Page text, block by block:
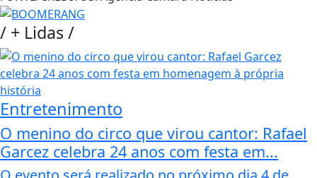
/ + Lidas/
Entretenimento
O menino do circo que virou cantor: Rafael
Garcez celebra 24 anos com festa em...